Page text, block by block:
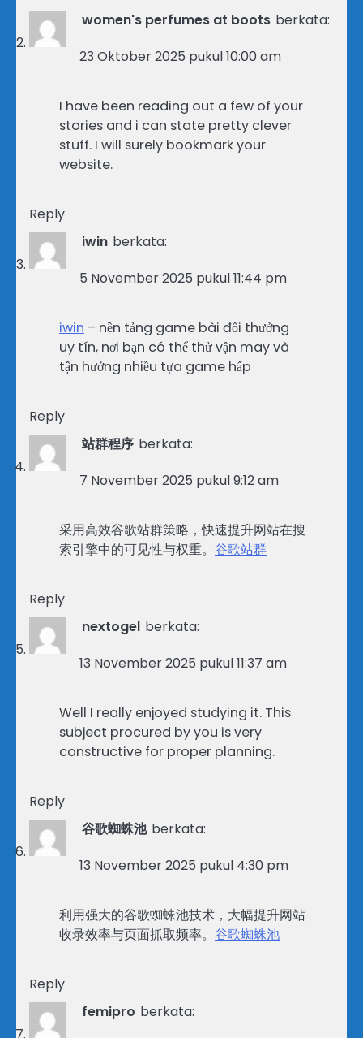
women's perfumes at boots berkata:
23 Oktober 2025 pukul 10:00 am
I have been reading out a few of your
stories and i can state pretty clever
stuff. I will surely bookmark your
website.
Reply
iwin berkata:
5 November 2025 pukul 11:44 pm
iwin – nền tảng game bài đổi thưởng
uy tín, nơi bạn có thể thử vận may và
tận hưởng nhiều tựa game hấp
Reply
站群程序 berkata:
7 November 2025 pukul 9:12 am
采用高效谷歌站群策略，快速提升网站在搜
索引擎中的可见性与权重。 谷歌站群
Reply
nextogel berkata:
13 November 2025 pukul 11:37 am
Well I really enjoyed studying it. This
subject procured by you is very
constructive for proper planning.
Reply
谷歌蜘蛛池 berkata:
13 November 2025 pukul 4:30 pm
利用强大的谷歌蜘蛛池技术，大幅提升网站
收录效率与页面抓取频率。 谷歌蜘蛛池
Reply
femipro berkata: